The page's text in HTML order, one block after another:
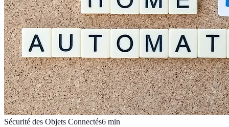
Sécurité des Objets Connectés6 min